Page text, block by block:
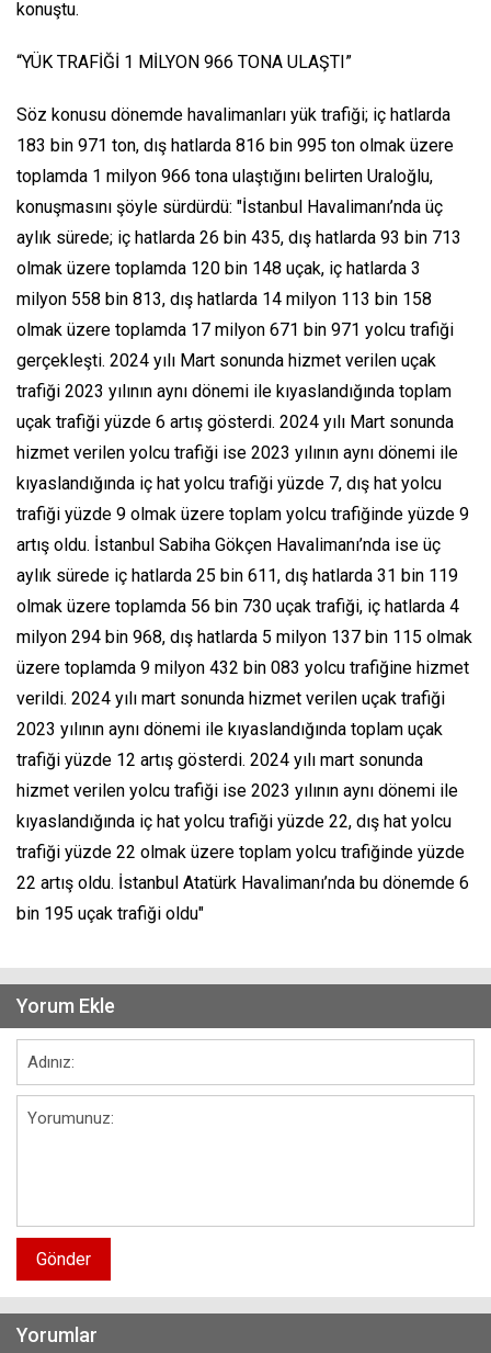
konuştu.
“YÜK TRAFİĞİ 1 MİLYON 966 TONA ULAŞTI”
Söz konusu dönemde havalimanları yük trafiği; iç hatlarda
183 bin 971 ton, dış hatlarda 816 bin 995 ton olmak üzere
toplamda 1 milyon 966 tona ulaştığını belirten Uraloğlu,
konuşmasını şöyle sürdürdü: "İstanbul Havalimanı’nda üç
aylık sürede; iç hatlarda 26 bin 435, dış hatlarda 93 bin 713
olmak üzere toplamda 120 bin 148 uçak, iç hatlarda 3
milyon 558 bin 813, dış hatlarda 14 milyon 113 bin 158
olmak üzere toplamda 17 milyon 671 bin 971 yolcu trafiği
gerçekleşti. 2024 yılı Mart sonunda hizmet verilen uçak
trafiği 2023 yılının aynı dönemi ile kıyaslandığında toplam
uçak trafiği yüzde 6 artış gösterdi. 2024 yılı Mart sonunda
hizmet verilen yolcu trafiği ise 2023 yılının aynı dönemi ile
kıyaslandığında iç hat yolcu trafiği yüzde 7, dış hat yolcu
trafiği yüzde 9 olmak üzere toplam yolcu trafiğinde yüzde 9
artış oldu. İstanbul Sabiha Gökçen Havalimanı’nda ise üç
aylık sürede iç hatlarda 25 bin 611, dış hatlarda 31 bin 119
olmak üzere toplamda 56 bin 730 uçak trafiği, iç hatlarda 4
milyon 294 bin 968, dış hatlarda 5 milyon 137 bin 115 olmak
üzere toplamda 9 milyon 432 bin 083 yolcu trafiğine hizmet
verildi. 2024 yılı mart sonunda hizmet verilen uçak trafiği
2023 yılının aynı dönemi ile kıyaslandığında toplam uçak
trafiği yüzde 12 artış gösterdi. 2024 yılı mart sonunda
hizmet verilen yolcu trafiği ise 2023 yılının aynı dönemi ile
kıyaslandığında iç hat yolcu trafiği yüzde 22, dış hat yolcu
trafiği yüzde 22 olmak üzere toplam yolcu trafiğinde yüzde
22 artış oldu. İstanbul Atatürk Havalimanı’nda bu dönemde 6
bin 195 uçak trafiği oldu"
Yorum Ekle
Gönder
Yorumlar